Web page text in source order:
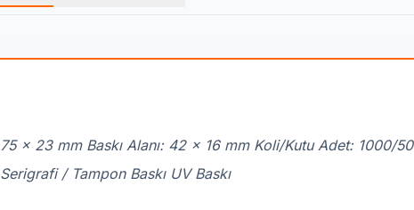
75 x 23 mm Baskı Alanı: 42 x 16 mm Koli/Kutu Adet: 1000/50
Serigrafi / Tampon Baskı UV Baskı